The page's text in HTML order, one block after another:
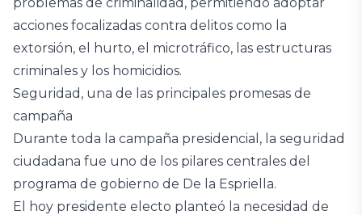
acciones focalizadas contra delitos como la
extorsión, el hurto, el microtráfico, las estructuras
criminales y los homicidios.
Seguridad, una de las principales promesas de
campaña
Durante toda la campaña presidencial, la seguridad
ciudadana fue uno de los pilares centrales del
programa de gobierno de De la Espriella.
El hoy presidente electo planteó la necesidad de